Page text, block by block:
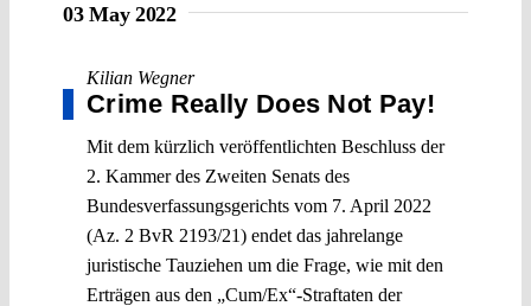
03 May 2022
Kilian Wegner
Crime Really Does Not Pay!
Mit dem kürzlich veröffentlichten Beschluss der
2. Kammer des Zweiten Senats des
Bundesverfassungsgerichts vom 7. April 2022
(Az. 2 BvR 2193/21) endet das jahrelange
juristische Tauziehen um die Frage, wie mit den
Erträgen aus den „Cum/Ex“-Straftaten der